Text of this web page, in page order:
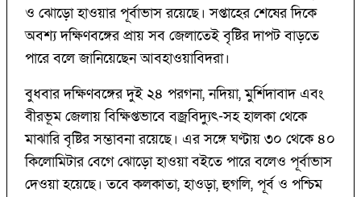
ও ঝোড়ো হাওয়ার পূর্বাভাস রয়েছে। সপ্তাহের শেষের দিকে
অবশ্য দক্ষিণবঙ্গের প্রায় সব জেলাতেই বৃষ্টির দাপট বাড়তে
পারে বলে জানিয়েছেন আবহাওয়াবিদরা।
বুধবার দক্ষিণবঙ্গের দুই ২৪ পরগনা, নদিয়া, মুর্শিদাবাদ এবং
বীরভূম জেলায় বিক্ষিপ্তভাবে বজ্রবিদ্যুৎ-সহ হালকা থেকে
মাঝারি বৃষ্টির সম্ভাবনা রয়েছে। এর সঙ্গে ঘণ্টায় ৩০ থেকে ৪০
কিলোমিটার বেগে ঝোড়ো হাওয়া বইতে পারে বলেও পূর্বাভাস
দেওয়া হয়েছে। তবে কলকাতা, হাওড়া, হুগলি, পূর্ব ও পশ্চিম